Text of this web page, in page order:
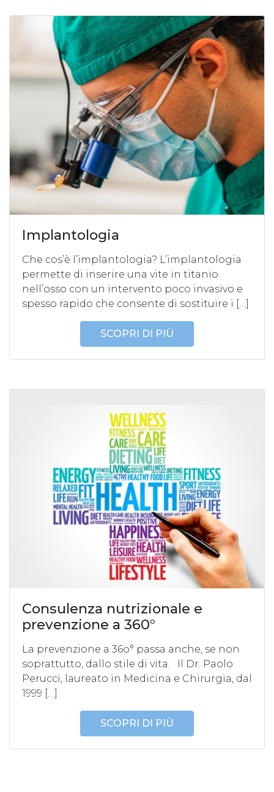
Implantologia
Che cos’è l’implantologia? L’implantologia
permette di inserire una vite in titanio
nell’osso con un intervento poco invasivo e
spesso rapido che consente di sostituire i […]
SCOPRI DI PIÙ
Consulenza nutrizionale e
prevenzione a 360°
La prevenzione a 36o° passa anche, se non
soprattutto, dallo stile di vita. Il Dr. Paolo
Perucci, laureato in Medicina e Chirurgia, dal
1999 […]
SCOPRI DI PIÙ